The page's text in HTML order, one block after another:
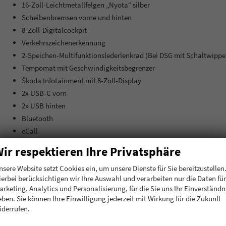
16-Zoll-Leichtmetallfelgen „Nyota“ silber
Scheibenbremsen vorne und hinten
8-Zoll-Digitalcockpit
Verkehrszeichenerkennung
2-Speichen-Multifunktionslederlenkrad (Bei DSG mit
Tempomat mit Geschwindigkeitsbegrenzer
Škoda Infotainment mit 8-Zoll-Display
2x USB-C vorn
2x USB hinten
Bluetooth
eCall
Außenspiegel elektrisch verstell- und beheizbar
Spiegelgehäuse und Türgriffe in Wagenfarbe
Schwarze Dachreling
Elektrische Fensterheber vorn
Elektrische Fensterheber hinten
respektieren Ihre Privatsphäre
Website setzt Cookies ein, um unsere Dienste für Sie bereitzustellen.
berücksichtigen wir Ihre Auswahl und verarbeiten nur die Daten für
Analytics und Personalisierung, für die Sie uns Ihr
Sie können Ihre Einwilligung jederzeit mit Wirkung für die Zukunft